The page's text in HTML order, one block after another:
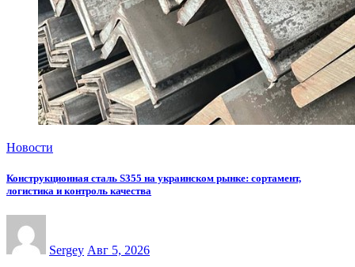
Новости
Конструкционная сталь S355 на украинском рынке: сортамент,
логистика и контроль качества
Sergey Авг 5, 2026